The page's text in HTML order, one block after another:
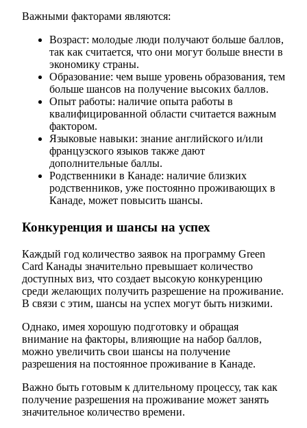
Важными факторами являются:
Возраст: молодые люди получают больше баллов,
так как считается, что они могут больше внести в
экономику страны.
Образование: чем выше уровень образования, тем
больше шансов на получение высоких баллов.
Опыт работы: наличие опыта работы в
квалифицированной области считается важным
фактором.
Языковые навыки: знание английского и/или
французского языков также дают
дополнительные баллы.
Родственники в Канаде: наличие близких
родственников, уже постоянно проживающих в
Канаде, может повысить шансы.
Конкуренция и шансы на успех
Каждый год количество заявок на программу Green
Card Канады значительно превышает количество
доступных виз, что создает высокую конкуренцию
среди желающих получить разрешение на проживание.
В связи с этим, шансы на успех могут быть низкими.
Однако, имея хорошую подготовку и обращая
внимание на факторы, влияющие на набор баллов,
можно увеличить свои шансы на получение
разрешения на постоянное проживание в Канаде.
Важно быть готовым к длительному процессу, так как
получение разрешения на проживание может занять
значительное количество времени.